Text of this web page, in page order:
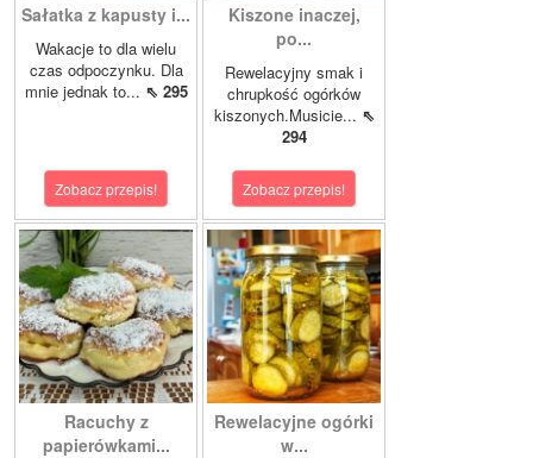
Sałatka z kapusty i...
Wakacje to dla wielu
czas odpoczynku. Dla
mnie jednak to... ⇖ 295
Zobacz przepis!
Kiszone inaczej,
po...
Rewelacyjny smak i
chrupkość ogórków
kiszonych.Musicie... ⇖
294
Zobacz przepis!
Racuchy z
papierówkami...
Rewelacyjne ogórki
w...